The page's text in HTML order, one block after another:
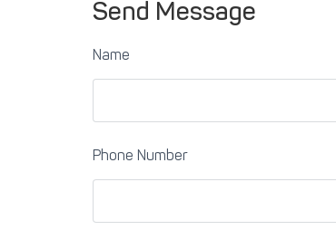
Send Message
Name
Phone Number